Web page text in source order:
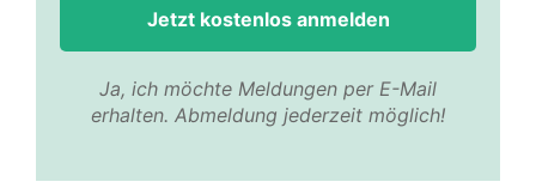
Ja, ich möchte Meldungen per E-Mail
erhalten. Abmeldung jederzeit möglich!